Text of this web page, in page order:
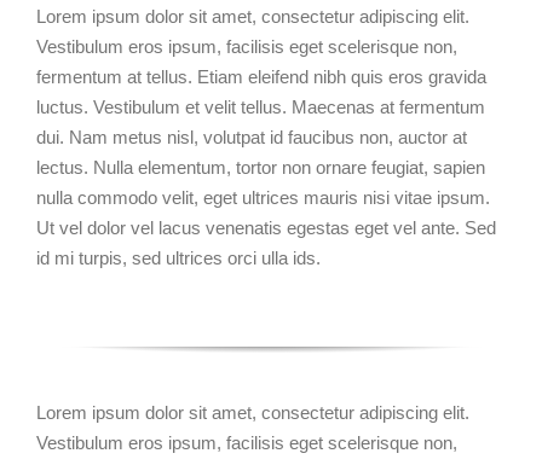
Lorem ipsum dolor sit amet, consectetur adipiscing elit.
Vestibulum eros ipsum, facilisis eget scelerisque non,
fermentum at tellus. Etiam eleifend nibh quis eros gravida
luctus. Vestibulum et velit tellus. Maecenas at fermentum
dui. Nam metus nisl, volutpat id faucibus non, auctor at
lectus. Nulla elementum, tortor non ornare feugiat, sapien
nulla commodo velit, eget ultrices mauris nisi vitae ipsum.
Ut vel dolor vel lacus venenatis egestas eget vel ante. Sed
id mi turpis, sed ultrices orci ulla ids.
Lorem ipsum dolor sit amet, consectetur adipiscing elit.
Vestibulum eros ipsum, facilisis eget scelerisque non,